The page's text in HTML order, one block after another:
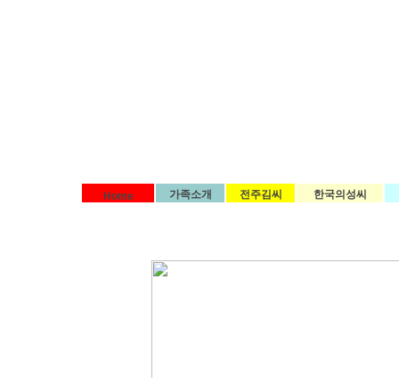
Home 가족소개 전주김씨 한국의성씨